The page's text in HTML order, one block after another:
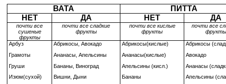
ВАТА
ПИТТА
НЕТ
ДА НЕТ ДА
почти все
сушеные
фрукты
почти все сладкие
фрукты
почти все кислые
фрукты
почти все
фрукты
Арбуз
Грамоты
Груши
Изюм(сухой)
Абрикосы, Авокадо
Ананасы, Апельсины
Бананы, Виноград
Вишни, Дыни
Абрикосы(кислые)
Ананасы(кислые)
Апельсины (кисл.)
Бананы
Абрикосы
Авокадо
Ананасы
Апельсины